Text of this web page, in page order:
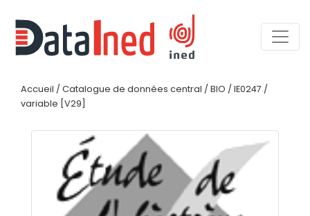
Accueil / Catalogue de données central / BIO / IE0247 /
variable [V29]